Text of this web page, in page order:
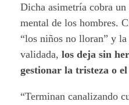
Dicha asimetría cobra
mental de los hombres.
“los niños no lloran” y
validada, los deja sin
gestionar la tristeza o
“Terminan canalizando